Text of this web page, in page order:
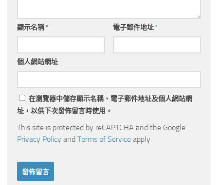
顯示名稱* 電子郵件地址*
個人網站網址
在瀏覽器中儲存顯示名稱、電子郵件地址及個人網站網
址，以供下次發佈留言時使用。
This site is protected by reCAPTCHA and the Google
Privacy Policy and Terms of Service apply.